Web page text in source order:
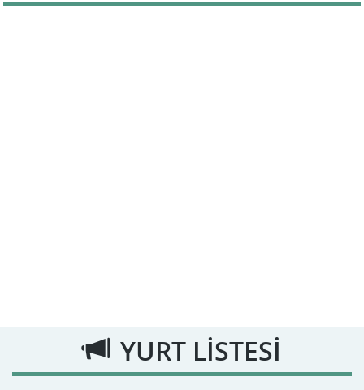
YURT LİSTESİ